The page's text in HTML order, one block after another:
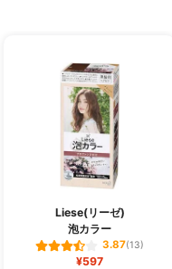
Liese(リーゼ)
泡カラー
3.87(13)
¥597